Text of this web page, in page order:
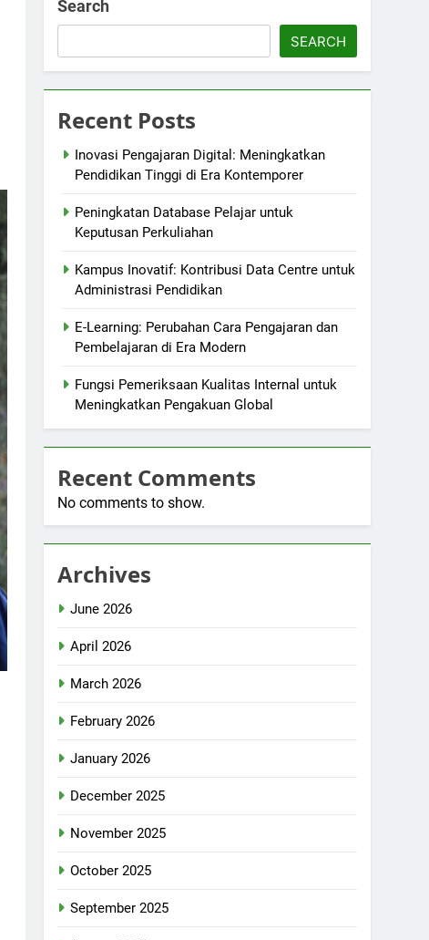
Search
SEARCH
Recent Posts
Inovasi Pengajaran Digital: Meningkatkan
Pendidikan Tinggi di Era Kontemporer
Peningkatan Database Pelajar untuk
Keputusan Perkuliahan
Kampus Inovatif: Kontribusi Data Centre untuk
Administrasi Pendidikan
E-Learning: Perubahan Cara Pengajaran dan
Pembelajaran di Era Modern
Fungsi Pemeriksaan Kualitas Internal untuk
Meningkatkan Pengakuan Global
Recent Comments
No comments to show.
Archives
June 2026
April 2026
March 2026
February 2026
January 2026
December 2025
November 2025
October 2025
September 2025